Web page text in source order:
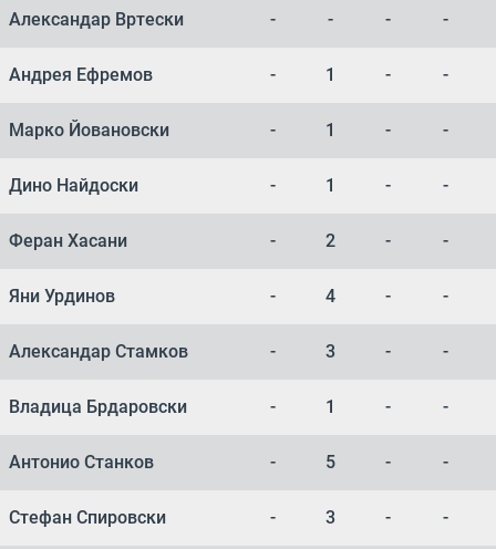
Александар Вртески - - - -
Андрея Ефремов - 1 - -
Марко Йовановски - 1 - -
Дино Найдоски - 1 - -
Феран Хасани - 2 - -
Яни Урдинов - 4 - -
Александар Стамков - 3 - -
Владица Брдаровски - 1 - -
Антонио Станков - 5 - -
Стефан Спировски - 3 - -